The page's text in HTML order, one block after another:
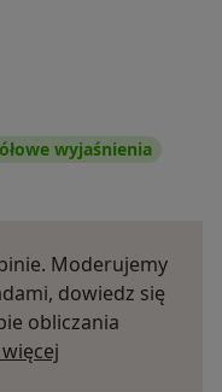
wyjaśnienia
Moderujemy
dowiedz się
obliczania